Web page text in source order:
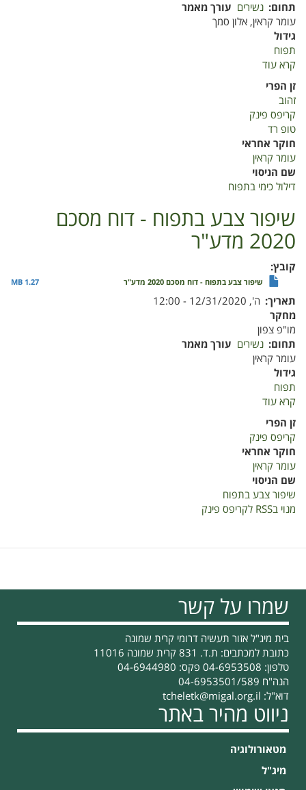
תחום נשירים עורך מאמר
עומר קראין, אלון סמך
גידול
תפוח
קרא עוד
-
שנתי
למדע"ר
זן הפרי
זהוב
קריפס פינק
טופ רד
חוקר אחראי
עומר קראין
שם הניסוי
דילול כימי בתפוח
שיפור צבע בתפוח - דוח מסכם
2020 מדע"ר
קובץ
שיפור צבע בתפוח - דוח מסכם 2020 מדע"ר 1.27 MB
תאריך ה', 12/31/2020 - 12:00
מחקר
מו"פ צפון
תחום נשירים עורך מאמר
עומר קראין
גידול
תפוח
קרא עוד
בתפוח
-
דוח
מסכם
2020
מדע"ר
זן הפרי
קריפס פינק
חוקר אחראי
עומר קראין
שם הניסוי
שיפור צבע בתפוח
מנוי בRSS לקריפס פינק
שמרו על קשר
בית מיג"ל אזור תעשיה דרומי קרית שמונה
כתובת למכתבים: ת.ד. 831 קרית שמונה 11016
טלפון: 04-6953508 פקס: 04-6944980
הנה"ח 04-6953501/589
דוא"ל: tcheletk@migal.org.il
ניווט מהיר באתר
מטאורולוגיה
מיג"ל